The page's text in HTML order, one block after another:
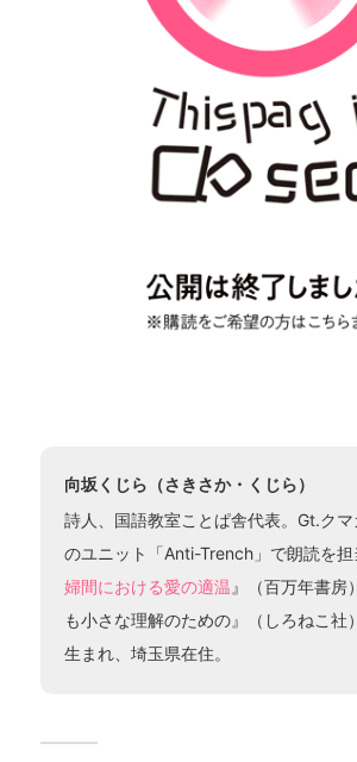
向坂くじら（さきさか・くじら）
詩人、国語教室ことぱ舎代表。Gt.クマ
のユニット「Anti-Trench」で朗読を担
婦間における愛の適温 』（百万年書房
も小さな理解のための』（しろねこ社
生まれ、埼玉県在住。